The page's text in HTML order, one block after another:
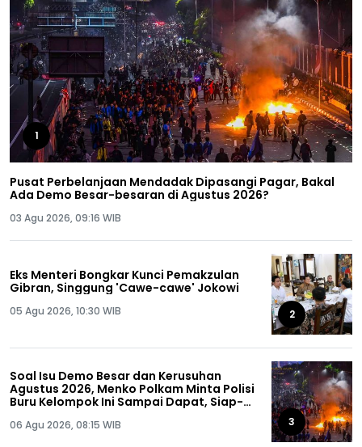
1
Pusat Perbelanjaan Mendadak Dipasangi Pagar, Bakal
Ada Demo Besar-besaran di Agustus 2026?
03 Agu 2026, 09:16 WIB
Eks Menteri Bongkar Kunci Pemakzulan
Gibran, Singgung 'Cawe-cawe' Jokowi
05 Agu 2026, 10:30 WIB 2
Soal Isu Demo Besar dan Kerusuhan
Agustus 2026, Menko Polkam Minta Polisi
Buru Kelompok Ini Sampai Dapat, Siap-
06 Agu 2026, 08:15 WIB 3